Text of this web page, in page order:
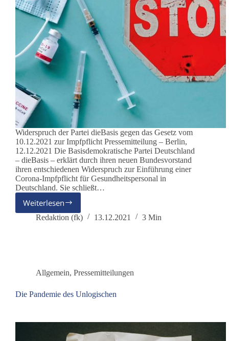
Widerspruch der Partei dieBasis gegen das Gesetz vom
10.12.2021 zur Impfpflicht Pressemitteilung – Berlin,
12.12.2021 Die Basisdemokratische Partei Deutschland
– dieBasis – erklärt durch ihren neuen Bundesvorstand
ihren entschiedenen Widerspruch zur Einführung einer
Corona-Impfpflicht für Gesundheitspersonal in
Deutschland. Sie schließt…
WeiterlesenImpfpflicht
ist
Redaktion (fk) 13.12.2021 3 Min
Allgemein, Pressemitteilungen
Die Pandemie des Unlogischen